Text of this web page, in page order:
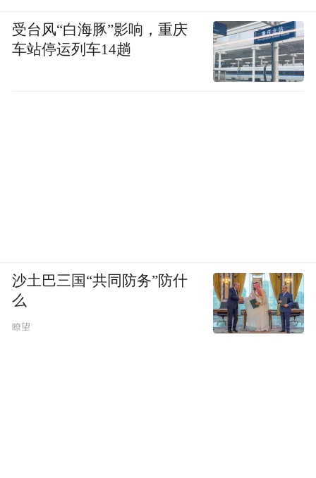
受台风“白海豚”影响，重庆
车站停运列车14趟
沙土巴三国“共同防务”防什
么
瞭望